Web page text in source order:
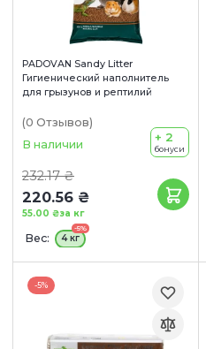
PADOVAN Sandy Litter
Гигиенический наполнитель
для грызунов и рептилий
(0 Отзывов)
В наличии
232.17 ₴
220.56 ₴
за кг
55.00 ₴
+ 2
бонуси
Вес:
-5%
4 кг
-5%